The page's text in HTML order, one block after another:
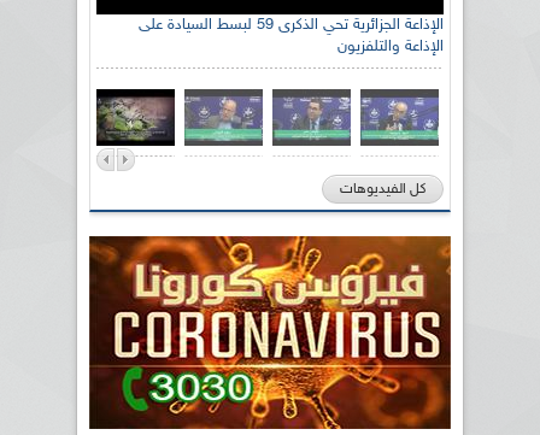
الإذاعة الجزائرية تحي الذكرى 59 لبسط السيادة على
الإذاعة والتلفزيون
كل الفيديوهات